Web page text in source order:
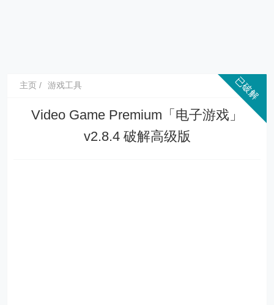
主页 游戏工具
Video Game Premium「电子游戏」
v2.8.4 破解高级版